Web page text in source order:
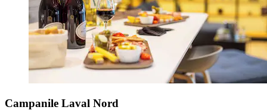
Campanile Laval Nord